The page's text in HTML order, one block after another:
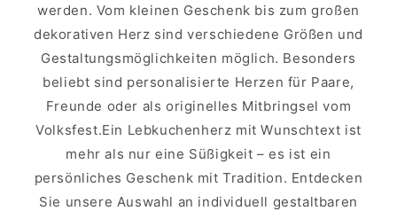
werden. Vom kleinen Geschenk bis zum großen
dekorativen Herz sind verschiedene Größen und
Gestaltungsmöglichkeiten möglich. Besonders
beliebt sind personalisierte Herzen für Paare,
Freunde oder als originelles Mitbringsel vom
Volksfest.Ein Lebkuchenherz mit Wunschtext ist
mehr als nur eine Süßigkeit – es ist ein
persönliches Geschenk mit Tradition. Entdecken
Sie unsere Auswahl an individuell gestaltbaren